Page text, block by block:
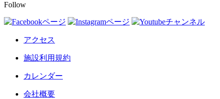
Follow
アクセス
施設利用規約
カレンダー
会社概要